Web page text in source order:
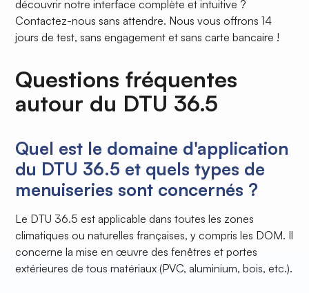
découvrir notre interface complète et intuitive ?
Contactez-nous sans attendre. Nous vous offrons 14
jours de test, sans engagement et sans carte bancaire !
Questions fréquentes
autour du DTU 36.5
Quel est le domaine d'application
du DTU 36.5 et quels types de
menuiseries sont concernés ?
Le DTU 36.5 est applicable dans toutes les zones
climatiques ou naturelles françaises, y compris les DOM. Il
concerne la mise en œuvre des fenêtres et portes
extérieures de tous matériaux (PVC, aluminium, bois, etc.).